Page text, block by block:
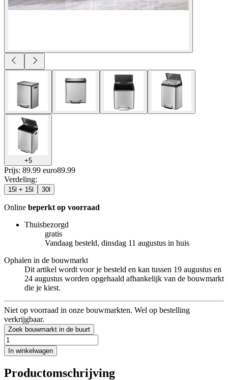
+5
Prijs: 89.99 euro89.99
Verdeling:
15l + 15l 30l
Online beperkt op voorraad
Thuisbezorgd
gratis
Vandaag besteld, dinsdag 11 augustus in huis
Ophalen in de bouwmarkt
Dit artikel wordt voor je besteld en kan tussen 19 augustus en
24 augustus worden opgehaald afhankelijk van de bouwmarkt
die je kiest.
Niet op voorraad in onze bouwmarkten. Wel op bestelling
verkrijgbaar.
Zoek bouwmarkt in de buurt
In winkelwagen
Productomschrijving